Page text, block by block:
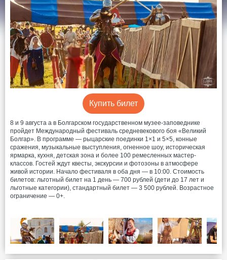
Купить билет
8 и 9 августа а в Болгарском государственном музее-заповеднике
пройдет Международный фестиваль средневекового боя «Великий
Болгар». В программе — рыцарские поединки 1×1 и 5×5, конные
сражения, музыкальные выступления, огненное шоу, историческая
ярмарка, кухня, детская зона и более 100 ремесленных мастер-
классов. Гостей ждут квесты, экскурсии и фотозоны в атмосфере
живой истории. Начало фестиваля в оба дня — в 10:00. Стоимость
билетов: льготный билет на 1 день — 700 рублей (дети до 17 лет и
льготные категории), стандартный билет — 3 500 рублей. Возрастное
ограничение — 0+.